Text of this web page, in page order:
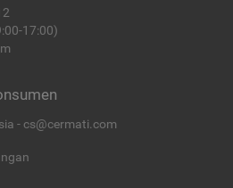
17:00)
- cs@cermati.com